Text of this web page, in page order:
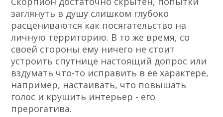
заглянуть в душу слишком глубоко
расцениваются как посягательство на
личную территорию. В то же время, со
своей стороны ему ничего не стоит
устроить спутнице настоящий допрос или
вздумать что-то исправить в её характере,
например, настаивать, что повышать
голос и крушить интерьер - его
прерогатива.